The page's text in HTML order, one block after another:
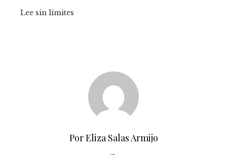
Lee sin límites
Por Eliza Salas Armijo